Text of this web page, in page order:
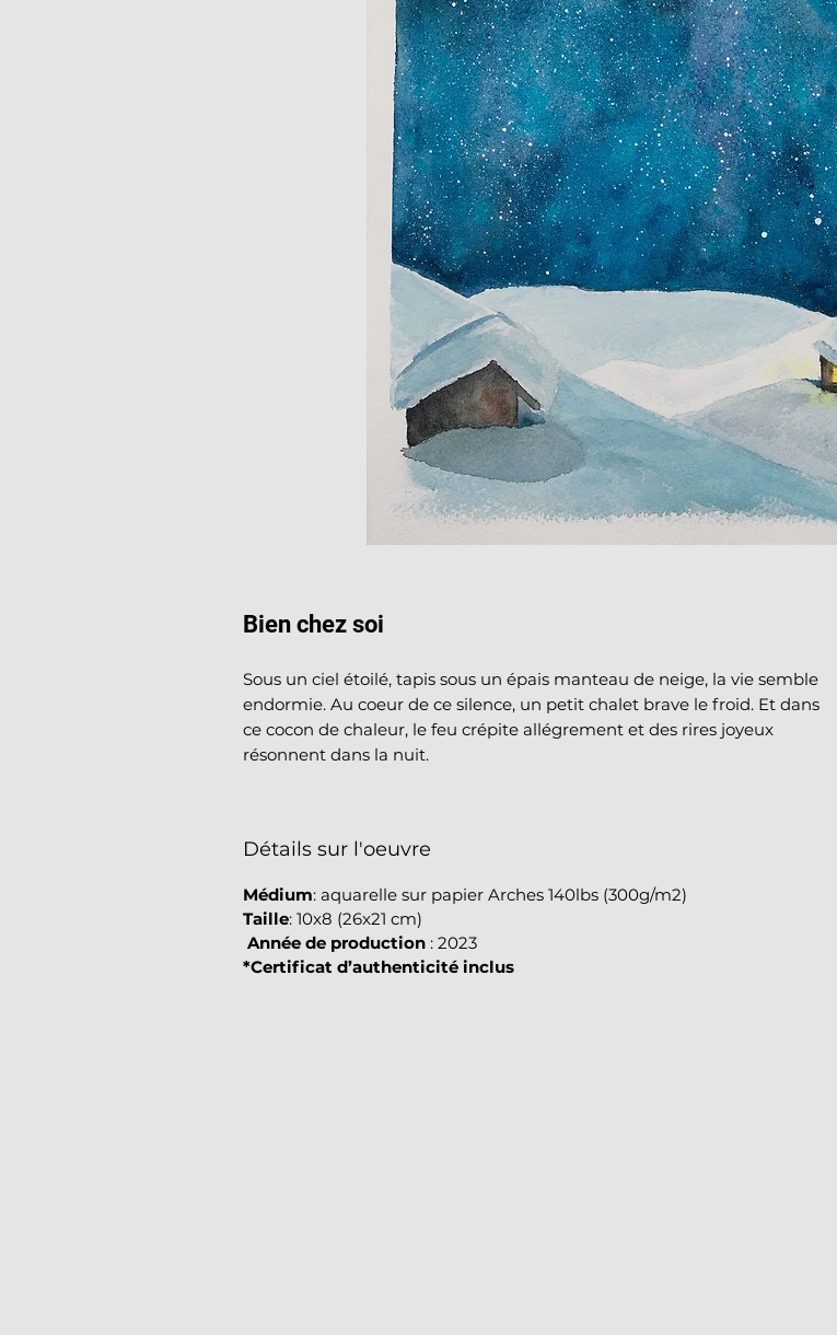
Bien chez soi
Sous un ciel étoilé, tapis sous un épais manteau de neige, la vie semble
endormie. Au coeur de ce silence, un petit chalet brave le froid. Et dans
ce cocon de chaleur, le feu crépite allégrement et des rires joyeux
résonnent dans la nuit.
Détails sur l'oeuvre
Médium: aquarelle sur papier Arches 140lbs (300g/m2)
Taille: 10x8 (26x21 cm)
Année de production : 2023
*Certificat d’authenticité inclus